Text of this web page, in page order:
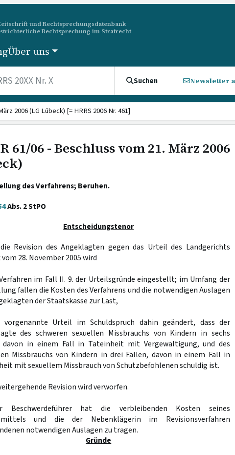
und Rechtsprechungsdatenbank
Rechtsprechung im Strafrecht
Über uns
Suchen Newsletter
2006 (LG Lübeck) [= HRRS 2006 Nr. 461]
61/06 - Beschluss vom 21. März 2006
des Verfahrens; Beruhen.
Abs. 2 StPO
Entscheidungstenor
Revision des Angeklagten gegen das Urteil des Landgerichts
vom 28. November 2005 wird
im Fall II. 9. der Urteilsgründe eingestellt; im Umfang der
fallen die Kosten des Verfahrens und die notwendigen Auslagen
der Staatskasse zur Last,
vorgenannte Urteil im Schuldspruch dahin geändert, dass der
des schweren sexuellen Missbrauchs von Kindern in sechs
davon in einem Fall in Tateinheit mit Vergewaltigung, und des
Missbrauchs von Kindern in drei Fällen, davon in einem Fall in
mit sexuellem Missbrauch von Schutzbefohlenen schuldig ist.
Revision wird verworfen.
Beschwerdeführer hat die verbleibenden Kosten seines
und die der Nebenklägerin im Revisionsverfahren
notwendigen Auslagen zu tragen.
Gründe